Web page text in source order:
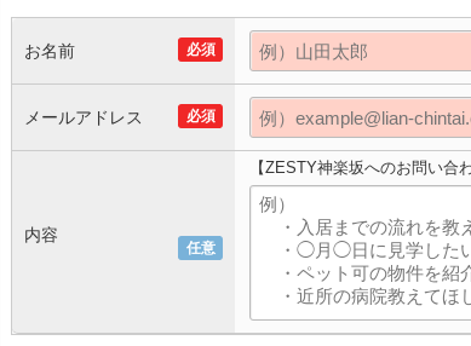
必須
お名前
必須
メールアドレス
任意
内容
【ZESTY神楽坂へのお問い合わ